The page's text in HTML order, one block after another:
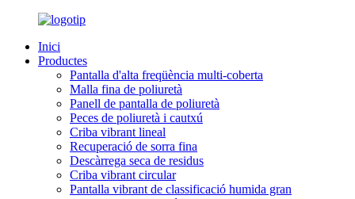
Inici
Productes
Pantalla d'alta freqüència multi-coberta
Malla fina de poliuretà
Panell de pantalla de poliuretà
Peces de poliuretà i cautxú
Criba vibrant lineal
Recuperació de sorra fina
Descàrrega seca de residus
Criba vibrant circular
Pantalla vibrant de classificació humida gran